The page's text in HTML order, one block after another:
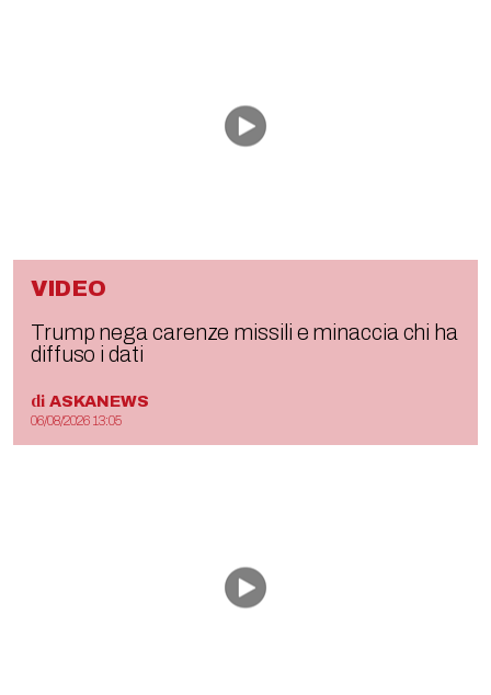
VIDEO
Trump nega carenze missili e minaccia chi ha
diffuso i dati
di ASKANEWS
06/08/2026 13:05